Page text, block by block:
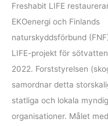
Freshabit LIFE
EKOenergi och Finlands
naturskyddsförbund
LIFE-projekt för
2022. Forststyrelsen
samordnar detta
statliga och lokala
organisationer. Målet